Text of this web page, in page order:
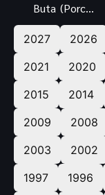
2027 2026
2021
2020
2015
2014
2009
2008
2003
2002
1997
1996
Buta (Porco
Rosso) พอร์
โค รอสโซ
สลัดอากาศ
ประจัญบาน
พากย์ไทย